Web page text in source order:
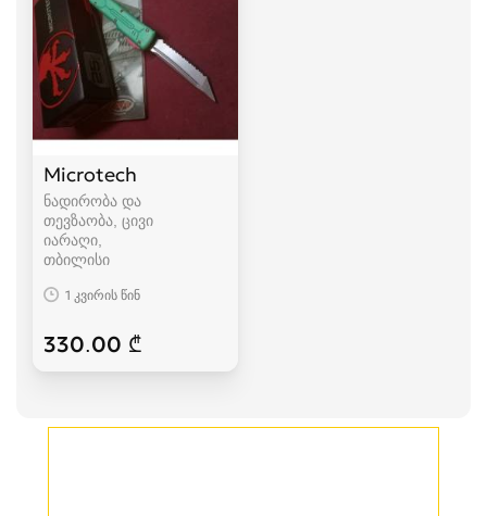
Microtech
ნადირობა და
თევზაობა, ცივი
იარაღი
თბილისი
1 კვირის წინ
330.00 ₾